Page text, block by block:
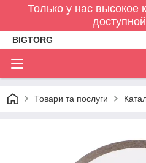
Только у нас высокое
BIGTORG
Товари та послуги